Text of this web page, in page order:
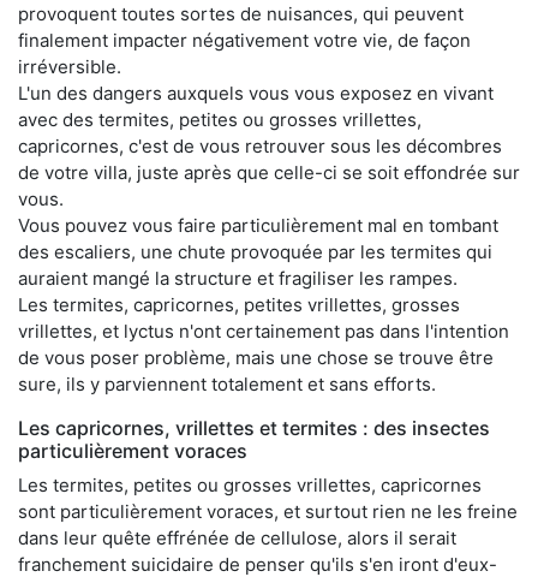
provoquent toutes sortes de nuisances, qui peuvent
finalement impacter négativement votre vie, de façon
irréversible.
L'un des dangers auxquels vous vous exposez en vivant
avec des termites, petites ou grosses vrillettes,
capricornes, c'est de vous retrouver sous les décombres
de votre villa, juste après que celle-ci se soit effondrée sur
vous.
Vous pouvez vous faire particulièrement mal en tombant
des escaliers, une chute provoquée par les termites qui
auraient mangé la structure et fragiliser les rampes.
Les termites, capricornes, petites vrillettes, grosses
vrillettes, et lyctus n'ont certainement pas dans l'intention
de vous poser problème, mais une chose se trouve être
sure, ils y parviennent totalement et sans efforts.
Les capricornes, vrillettes et termites : des insectes
particulièrement voraces
Les termites, petites ou grosses vrillettes, capricornes
sont particulièrement voraces, et surtout rien ne les freine
dans leur quête effrénée de cellulose, alors il serait
franchement suicidaire de penser qu'ils s'en iront d'eux-